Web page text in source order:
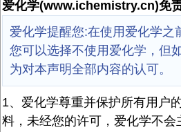
爱化学(www.ichemistry.cn)免
爱化学提醒您:在使用爱化学之
您可以选择不使用爱化学，但
为对本声明全部内容的认可。
1、爱化学尊重并保护所有用户
料，未经您的许可，爱化学不会